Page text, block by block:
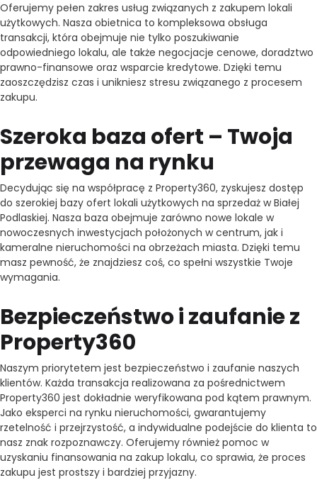
Oferujemy pełen zakres usług związanych z zakupem lokali
użytkowych. Nasza obietnica to kompleksowa obsługa
transakcji, która obejmuje nie tylko poszukiwanie
odpowiedniego lokalu, ale także negocjacje cenowe, doradztwo
prawno-finansowe oraz wsparcie kredytowe. Dzięki temu
zaoszczędzisz czas i unikniesz stresu związanego z procesem
zakupu.
Szeroka baza ofert – Twoja
przewaga na rynku
Decydując się na współpracę z Property360, zyskujesz dostęp
do szerokiej bazy ofert lokali użytkowych na sprzedaż w Białej
Podlaskiej. Nasza baza obejmuje zarówno nowe lokale w
nowoczesnych inwestycjach położonych w centrum, jak i
kameralne nieruchomości na obrzeżach miasta. Dzięki temu
masz pewność, że znajdziesz coś, co spełni wszystkie Twoje
wymagania.
Bezpieczeństwo i zaufanie z
Property360
Naszym priorytetem jest bezpieczeństwo i zaufanie naszych
klientów. Każda transakcja realizowana za pośrednictwem
Property360 jest dokładnie weryfikowana pod kątem prawnym.
Jako eksperci na rynku nieruchomości, gwarantujemy
rzetelność i przejrzystość, a indywidualne podejście do klienta to
nasz znak rozpoznawczy. Oferujemy również pomoc w
uzyskaniu finansowania na zakup lokalu, co sprawia, że proces
zakupu jest prostszy i bardziej przyjazny.